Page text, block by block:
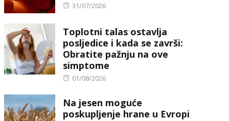
Posted
31/07/2026
Toplotni talas ostavlja
posljedice i kada se završi:
Obratite pažnju na ove
simptome
Posted
01/08/2026
Na jesen moguće
poskupljenje hrane u Evropi